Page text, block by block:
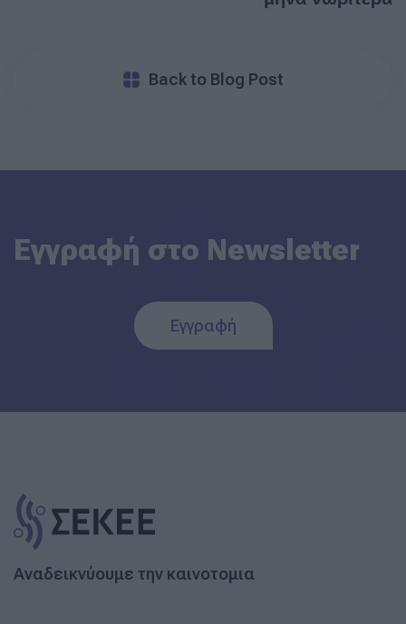
Back to Blog Post
Εγγραφή στο Newsletter
Εγγραφή
Αναδεικνύουμε την καινοτομια